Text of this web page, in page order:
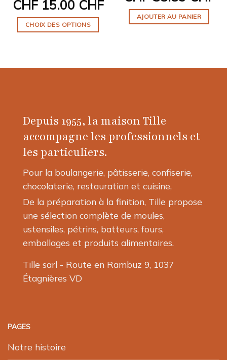
CHF15.00 CHF
CHOIX DES OPTIONS
peuvent
choisies
sur
page
du
produit
AJOUTER AU PANIER
Depuis 1955, la maison Tille
accompagne les professionnels et
les particuliers.
Pour la boulangerie, pâtisserie, confiserie,
chocolaterie, restauration et cuisine,
De la préparation à la finition, Tille propose
une sélection complète de moules,
ustensiles, pétrins, batteurs, fours,
emballages et produits alimentaires.
Tille sarl - Route en Rambuz 9, 1037
Étagnières VD
PAGES
Notre histoire